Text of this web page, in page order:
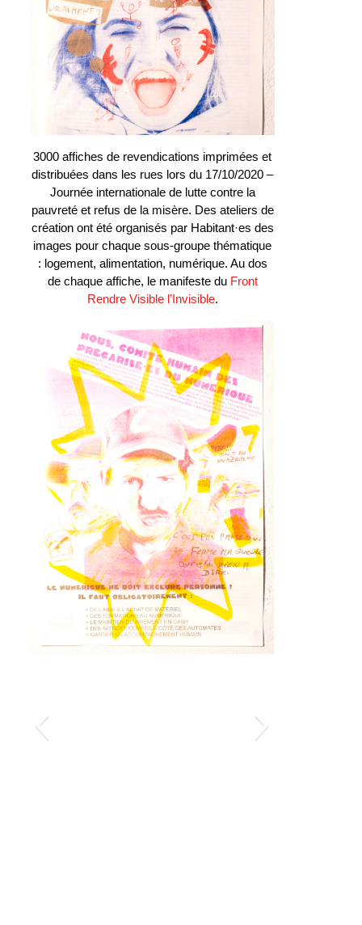
3000 affiches de revendications imprimées et
distribuées dans les rues lors du 17/10/2020 –
Journée internationale de lutte contre la
pauvreté et refus de la misère. Des ateliers de
création ont été organisés par Habitant·es des
images pour chaque sous-groupe thématique
: logement, alimentation, numérique. Au dos
de chaque affiche, le manifeste du Front
Rendre Visible l’Invisible.